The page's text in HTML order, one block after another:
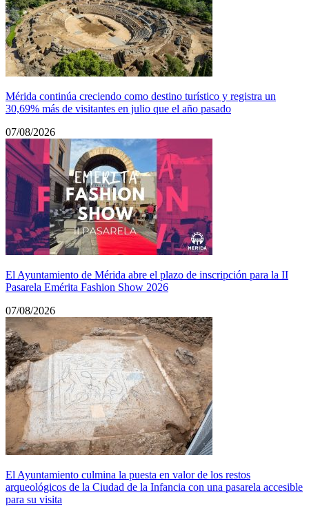
Mérida continúa creciendo como destino turístico y registra un
30,69% más de visitantes en julio que el año pasado
07/08/2026
El Ayuntamiento de Mérida abre el plazo de inscripción para la II
Pasarela Emérita Fashion Show 2026
07/08/2026
El Ayuntamiento culmina la puesta en valor de los restos
arqueológicos de la Ciudad de la Infancia con una pasarela accesible
para su visita